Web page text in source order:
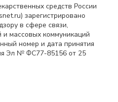
средств России
зарегистрировано
в сфере связи,
массовых коммуникаций
номер и дата принятия
Эл № ФС77-85156 от 25